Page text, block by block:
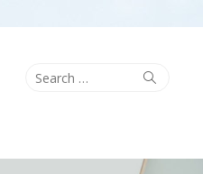
Search
Search